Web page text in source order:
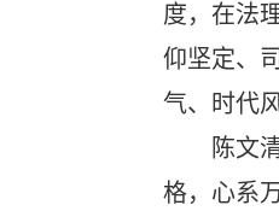
度，在法
仰坚定、
气、时代
陈文
格，心系